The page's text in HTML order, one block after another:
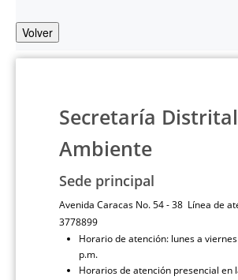
Volver
Secretaría
Ambiente
Sede principal
Avenida Caracas No. 54 - 38 Línea de
3778899
Horario de atención: lunes a
p.m.
Horarios de atención presencial en